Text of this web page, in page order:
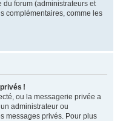
du forum (administrateurs et
complémentaires, comme les
!
ou la messagerie privée a
administrateur ou
messages privés. Pour plus